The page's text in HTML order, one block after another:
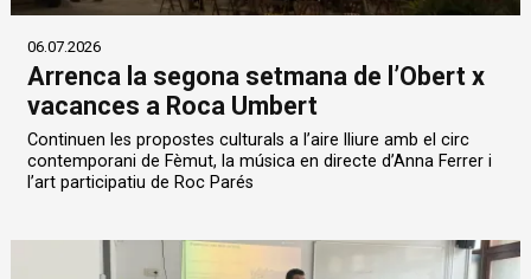
06.07.2026
Arrenca la segona setmana de l’Obert x
vacances a Roca Umbert
Continuen les propostes culturals a l’aire lliure amb el circ
contemporani de Fèmut, la música en directe d’Anna Ferrer i
l’art participatiu de Roc Parés